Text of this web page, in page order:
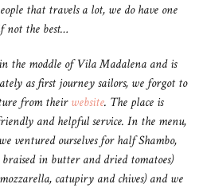
that travels a lot, we do have one
not the best…
the moddle of Vila Madalena and is
as first journey sailors, we forgot to
from theirwebsite. The place is
and helpful service. In the menu,
ventured ourselves for half Shambo,
in butter and dried tomatoes)
catupiry and chives) and we